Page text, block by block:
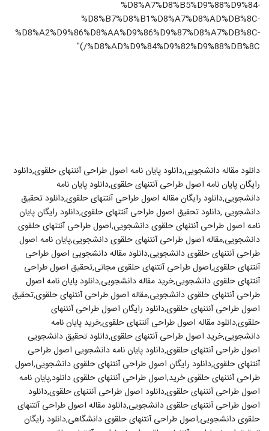
%D8%A7%D8%B5%D9%88%D9%84-
%D8%B7%D8%B1%D8%A7%D8%AD%DB%8C-
%D8%A2%D9%86%D8%AA%D9%86%D9%87%D8%A7%DB%8C-
%D8%AD%D9%84%D9%82%D9%88%DB%8C/)"
دانلود مقاله دانشجویی,دانلود پایان نامه اصول طراحی آنتنهای حلقوی,دانلود
رایگان پایان نامه اصول طراحی آنتنهای حلقوی,دانلود پایان نامه
دانشجویی,دانلود رایگان مقاله اصول طراحی آنتنهای حلقوی,دانلود تحقیق
دانشجویی ,دانلود تحقیق اصول طراحی آنتنهای حلقوی,دانلود رایگان پایان
نامه اصول طراحی آنتنهای حلقوی دانشجویی,اصول طراحی آنتنهای حلقوی
دانشجویی,مقاله اصول طراحی آنتنهای حلقوی دانشجویی,پایان نامه اصول
طراحی آنتنهای حلقوی دانشجویی,دانلود مقاله دانشجویی اصول طراحی
آنتنهای حلقوی,اصول طراحی آنتنهای حلقوی مجانی,تحقیق اصول طراحی
آنتنهای حلقوی دانشجویی,خرید مقاله دانشجویی,دانلود پایان نامه اصول
طراحی آنتنهای حلقوی دانشجویی,مقاله اصول طراحی آنتنهای حلقوی,تحقیق
اصول طراحی آنتنهای حلقوی,دانلود رایگان اصول طراحی آنتنهای
حلقوی,دانلود مقاله اصول طراحی آنتنهای حلقوی,خرید پایان نامه
دانشجویی,خرید اصول طراحی آنتنهای حلقوی,دانلود تحقیق دانشجویی
اصول طراحی آنتنهای حلقوی,دانلود پایان نامه دانشجویی اصول طراحی
آنتنهای حلقوی,دانلود رایگان اصول طراحی آنتنهای حلقوی دانشجویی,اصول
طراحی آنتنهای حلقوی خرید,اصول طراحی آنتنهای حلقوی دانلود,پایان نامه
اصول طراحی آنتنهای حلقوی,دانلود اصول طراحی آنتنهای حلقوی,دانلود
اصول طراحی آنتنهای حلقوی دانشجویی,دانلود مقاله اصول طراحی آنتنهای
حلقوی دانشجویی,اصول طراحی آنتنهای حلقوی دانشگاهی,دانلود رایگان